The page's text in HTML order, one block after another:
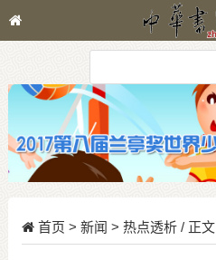
首页 > 新闻 > 热点透析/ 正文